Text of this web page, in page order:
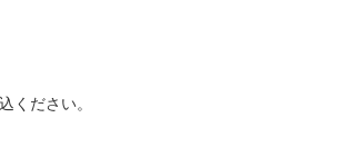
ください。